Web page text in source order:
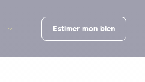
Estimer mon bien